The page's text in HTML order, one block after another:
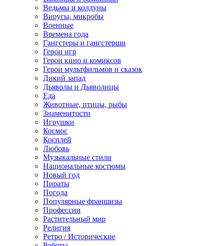
Ведьмы и колдуны
Вирусы, микробы
Военные
Времена года
Гангстеры и гангстерши
Герои игр
Герои кино и комиксов
Герои мультфильмов и сказок
Дикий запад
Дьяволы и Дьяволицы
Еда
Животные, птицы, рыбы
Знаменитости
Игрушки
Космос
Косплей
Любовь
Музыкальные стили
Национальные костюмы
Новый год
Пираты
Погода
Популярные франшизы
Профессии
Растительный мир
Религия
Ретро / Исторические